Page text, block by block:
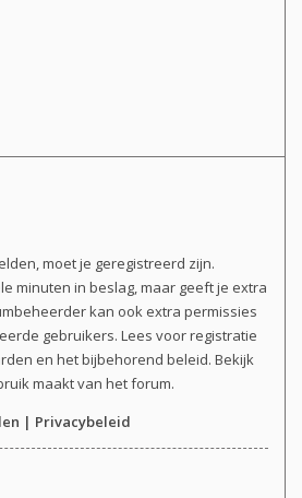
moet je geregistreerd zijn.
minuten in beslag, maar geeft je extra
kan ook extra permissies
gebruikers. Lees voor registratie
en het bijbehorend beleid. Bekijk
maakt van het forum.
| Privacybeleid